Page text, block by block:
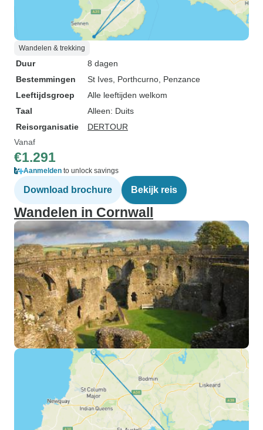
Wandelen & trekking
Duur
8 dagen
Bestemmingen
St Ives , Porthcurno , Penzance
Leeftijdsgroep
Alle leeftijden welkom
Taal
Alleen: Duits
Reisorganisatie
DERTOUR
Vanaf
€1.291
Aanmelden to unlock savings
Download brochure Bekijk reis
Wandelen in Cornwall